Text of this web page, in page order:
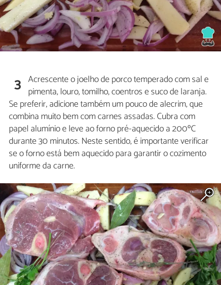
3 Acrescente o joelho de porco temperado com sal e
pimenta, louro, tomilho, coentros e suco de laranja.
Se preferir, adicione também um pouco de alecrim, que
combina muito bem com carnes assadas. Cubra com
papel alumínio e leve ao forno pré-aquecido a 200ºC
durante 30 minutos. Neste sentido, é importante verificar
se o forno está bem aquecido para garantir o cozimento
uniforme da carne.